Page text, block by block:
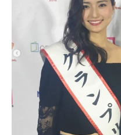
スマホと通信の最新トレンド
進化するPCとデバイスの未来
好きが集まる 比べて選べる
ビジネスと働き方のヒント
AI活用のいまが分かる
企業ITのトレンドを詳説